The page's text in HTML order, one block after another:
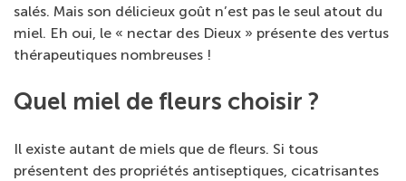
salés. Mais son délicieux goût n’est pas le seul atout du
miel. Eh oui, le « nectar des Dieux » présente des vertus
thérapeutiques nombreuses !
Quel miel de fleurs choisir ?
Il existe autant de miels que de fleurs. Si tous
présentent des propriétés antiseptiques, cicatrisantes